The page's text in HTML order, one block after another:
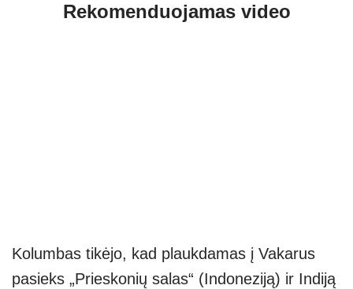
Rekomenduojamas video
Kolumbas tikėjo, kad plaukdamas į Vakarus
pasieks „Prieskonių salas“ (Indoneziją) ir Indiją